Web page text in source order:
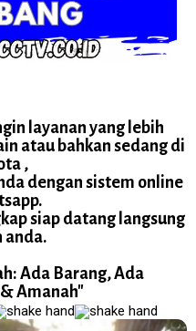
layanan yang lebih
atau bahkan sedang di
,
dengan sistem online
siap datang langsung
anda.
Ada Barang, Ada
Amanah"